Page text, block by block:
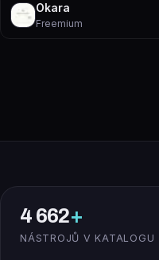
Okara
Freemium
4 662+
NÁSTROJŮ V KATALOGU